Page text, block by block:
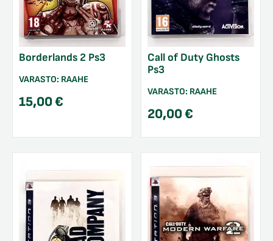
Borderlands 2 Ps3
VARASTO: RAAHE
15,00€
Call of Duty Ghosts
Ps3
VARASTO: RAAHE
20,00€